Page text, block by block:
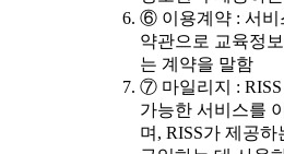
⑥ 이용계약 : 서비
약관으로 교육정
는 계약을 말함
⑦ 마일리지 :
가능한 서비스를
며, RISS가 제공